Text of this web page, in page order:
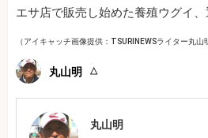
エサ店で販売し始めた養殖ウグイ、
（アイキャッチ画像提供：TSURINEWSライター丸山
丸山明
丸山明